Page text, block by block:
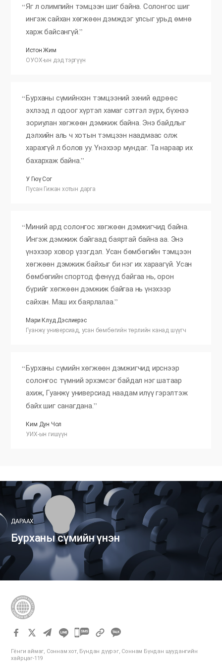
Яг л олимпийн тэмцээн шиг байна. Солонгос шиг
ингэж сайхан хөгжөөн дэмждэг улсыг урьд өмнө
харж байсангүй.
Истон Жим
ОУОХ-ын дэд тэргүүн
Бурханы сүмийнхэн тэмцээний эхний өдрөөс
эхлээд л одоог хүртэл хамаг сэтгэл зүрх, бүхнээ
зориулан хөгжөөн дэмжиж байна. Энэ байдлыг
дэлхийн аль ч хотын тэмцээн наадмаас олж
харахгүй л болов уу. Үнэхээр мундаг. Та нараар их
бахархаж байна.
У Гюү Сог
Пусан Гижан хотын дарга
Миний ард солонгос хөгжөөн дэмжигчид байна.
Ингэж дэмжиж байгаад баяртай байна аа. Энэ
үнэхээр ховор үзэгдэл. Усан бөмбөгийн тэмцээн
хөгжөөн дэмжиж байхыг би нэг их хараагүй. Усан
бөмбөгийн спортод фенүүд байгаа нь, орон
бүрийг хөгжөөн дэмжиж байгаа нь үнэхээр
сайхан. Маш их баярлалаа.
Мари Клуд Дэслиерэс
Гуанжү универсиад, усан бөмбөгийн төрлийн канад шүүгч
Бурханы сүмийн хөгжөөн дэмжигчид ирснээр
солонгос түмний эрхэмсэг байдал нэг шатаар
ахиж, Гуанжү универсиад наадам илүү гэрэлтэж
байх шиг санагдана.
Ким Дун Чол
УИХ-ын гишүүн
ДАРААХ
Бурханы сүмийн үнэн
카
오
Гёнги аймаг, Соннам хот, Бүндан дүүрэг, Соннам Бүндан шуудангийн
хайрцаг-119